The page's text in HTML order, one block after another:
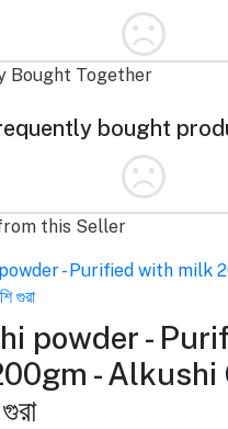
Bought Together
bought
this Seller
powder -
- Alkushi